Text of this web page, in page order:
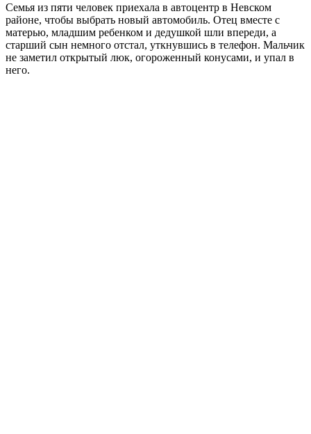
Семья из пяти человек приехала в автоцентр в Невском
районе, чтобы выбрать новый автомобиль. Отец вместе с
матерью, младшим ребенком и дедушкой шли впереди, а
старший сын немного отстал, уткнувшись в телефон. Мальчик
не заметил открытый люк, огороженный конусами, и упал в
него.